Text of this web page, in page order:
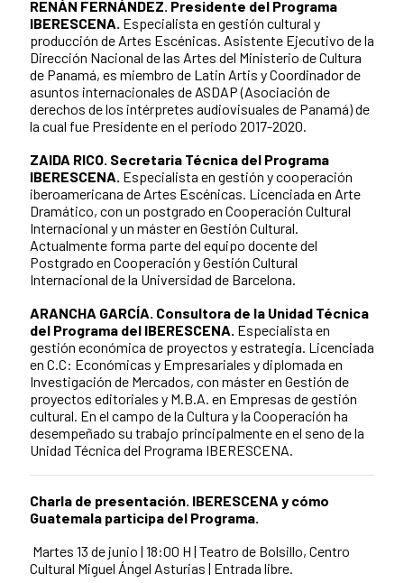
RENÁN FERNÁNDEZ. Presidente del Programa
IBERESCENA. Especialista en gestión cultural y
producción de Artes Escénicas. Asistente Ejecutivo de la
Dirección Nacional de las Artes del Ministerio de Cultura
de Panamá, es miembro de Latin Artis y Coordinador de
asuntos internacionales de ASDAP (Asociación de
derechos de los intérpretes audiovisuales de Panamá) de
la cual fue Presidente en el periodo 2017-2020.
ZAIDA RICO. Secretaria Técnica del Programa
IBERESCENA. Especialista en gestión y cooperación
iberoamericana de Artes Escénicas. Licenciada en Arte
Dramático, con un postgrado en Cooperación Cultural
Internacional y un máster en Gestión Cultural.
Actualmente forma parte del equipo docente del
Postgrado en Cooperación y Gestión Cultural
Internacional de la Universidad de Barcelona.
ARANCHA GARCÍA. Consultora de la Unidad Técnica
del Programa del IBERESCENA. Especialista en
gestión económica de proyectos y estrategia. Licenciada
en C.C: Económicas y Empresariales y diplomada en
Investigación de Mercados, con máster en Gestión de
proyectos editoriales y M.B.A. en Empresas de gestión
cultural. En el campo de la Cultura y la Cooperación ha
desempeñado su trabajo principalmente en el seno de la
Unidad Técnica del Programa IBERESCENA.
Charla de presentación. IBERESCENA y cómo
Guatemala participa del Programa.
Martes 13 de junio | 18:00 H | Teatro de Bolsillo, Centro
Cultural Miguel Ángel Asturias | Entrada libre.